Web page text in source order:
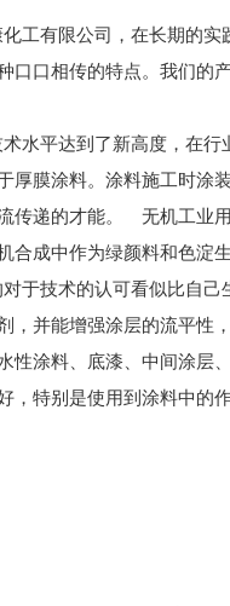
有限公司，在长期的实
口口相传的特点。我们的
平达到了新高度，在行业
厚膜涂料。涂料施工时涂
传递的才能。 无机工业
合成中作为绿颜料和色淀
技术的认可看似比自己生
，并能增强涂层的流平性
性涂料、底漆、中间涂层
，特别是使用到涂料中的